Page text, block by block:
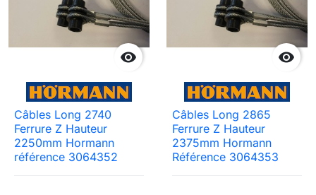

Câbles Long 2740
Ferrure Z Hauteur
2250mm Hormann
référence 3064352

Câbles Long 2865
Ferrure Z Hauteur
2375mm Hormann
Référence 3064353